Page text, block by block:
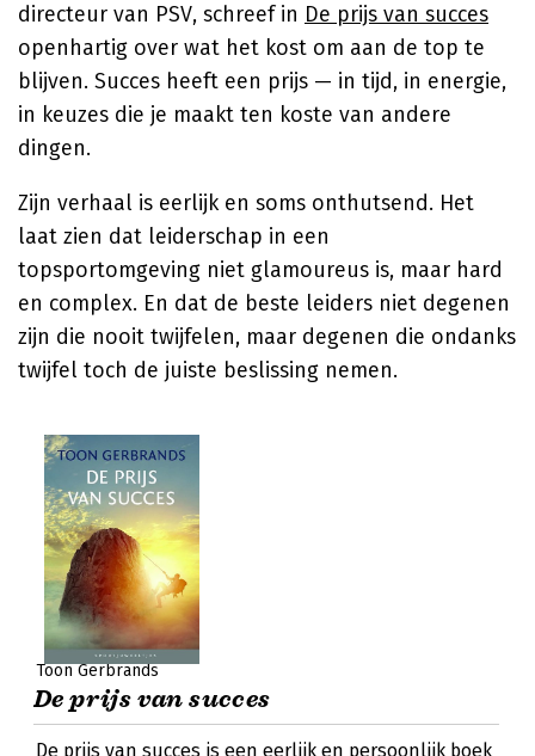
directeur van PSV, schreef in De prijs van succes
openhartig over wat het kost om aan de top te
blijven. Succes heeft een prijs — in tijd, in energie,
in keuzes die je maakt ten koste van andere
dingen.
Zijn verhaal is eerlijk en soms onthutsend. Het
laat zien dat leiderschap in een
topsportomgeving niet glamoureus is, maar hard
en complex. En dat de beste leiders niet degenen
zijn die nooit twijfelen, maar degenen die ondanks
twijfel toch de juiste beslissing nemen.
Toon Gerbrands
De prijs van succes
De prijs van succes is een eerlijk en persoonlijk boek